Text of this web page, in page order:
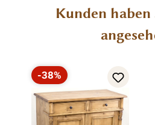
Produktgalerie überspringen
Kunden haben
Rabatt
-38%